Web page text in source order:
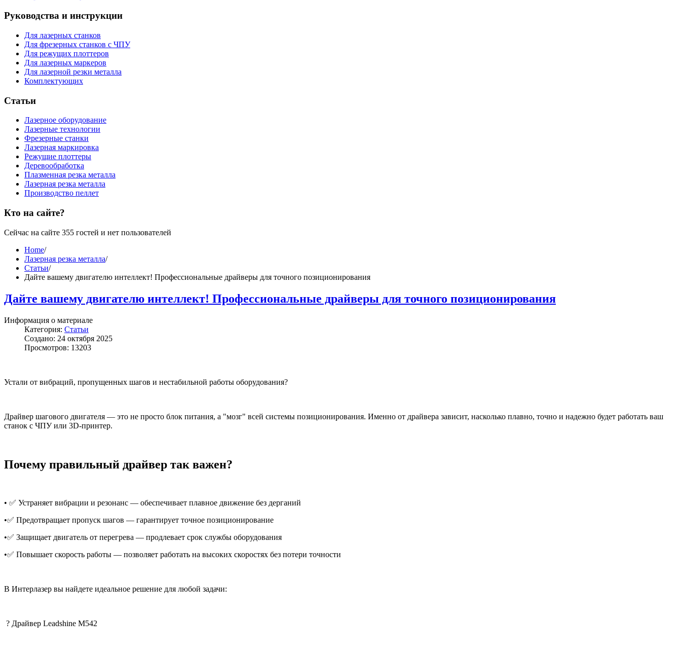
Руководства и инструкции
Для лазерных станков
Для фрезерных станков с ЧПУ
Для режущих плоттеров
Для лазерных маркеров
Для лазерной резки металла
Комплектующих
Статьи
Лазерное оборудование
Лазерные технологии
Фрезерные станки
Лазерная маркировка
Режущие плоттеры
Деревообработка
Плазменная резка металла
Лазерная резка металла
Производство пеллет
Кто на сайте?
Сейчас на сайте 355 гостей и нет пользователей
Home/
Лазерная резка металла/
Статьи/
Дайте вашему двигателю интеллект! Профессиональные драйверы для точного позиционирования
Дайте вашему двигателю интеллект! Профессиональные драйверы для точного позиционирования
Информация о материале
Категория: Статьи
Создано: 24 октября 2025
Просмотров: 13203
Устали от вибраций, пропущенных шагов и нестабильной работы оборудования?
Драйвер шагового двигателя — это не просто блок питания, а "мозг" всей системы позиционирования. Именно от драйвера зависит, насколько плавно, точно и надежно будет работать ваш
станок с ЧПУ или 3D-принтер.
Почему правильный драйвер так важен?
• ✅ Устраняет вибрации и резонанс — обеспечивает плавное движение без дерганий
•✅ Предотвращает пропуск шагов — гарантирует точное позиционирование
•✅ Защищает двигатель от перегрева — продлевает срок службы оборудования
•✅ Повышает скорость работы — позволяет работать на высоких скоростях без потери точности
В Интерлазер вы найдете идеальное решение для любой задачи:
? Драйвер Leadshine M542